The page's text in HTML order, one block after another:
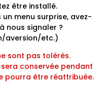
être installé.
menu surprise, avez-
nous signaler ?
aversion/etc.)
sont pas tolérés.
conservée pendant
pourra être réattribuée.